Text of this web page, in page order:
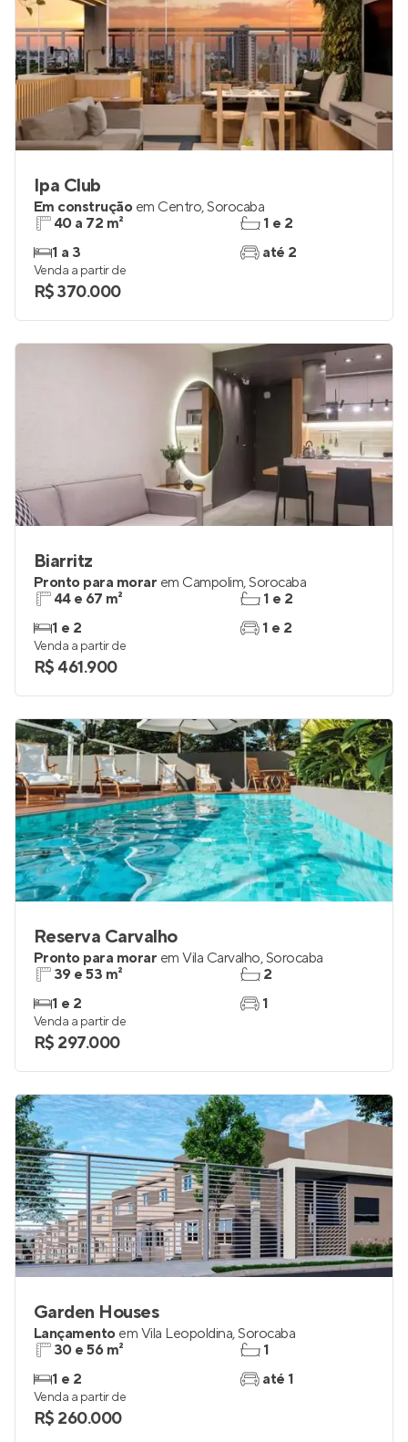
Ipa Club
Em construção em Centro,Sorocaba
40 a 72 m²
1 a 3
1 e 2
até 2
Venda a partir de
R$ 370.000
Biarritz
Pronto para morar em Campolim,Sorocaba
44 e 67 m²
1 e 2
1 e 2
1 e 2
Venda a partir de
R$ 461.900
Reserva Carvalho
Pronto para morar em Vila Carvalho,Sorocaba
39 e 53 m²
1 e 2
2
1
Venda a partir de
R$ 297.000
Garden Houses
Lançamento em Vila Leopoldina,Sorocaba
30 e 56 m²
1 e 2
1
até 1
Venda a partir de
R$ 260.000